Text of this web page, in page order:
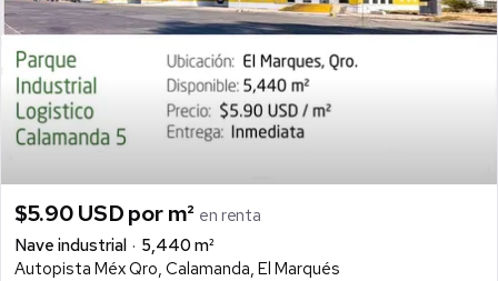
$5.90 USD por m² en renta
Nave industrial
5,440 m²
Autopista Méx Qro, Calamanda, El Marqués